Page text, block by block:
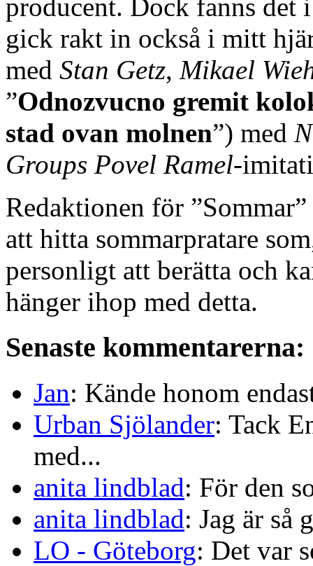
producent. Dock fanns det
gick rakt in också i mitt
med Stan Getz, Mikael
”Odnozvucno gremit
stad ovan molnen”) med
Groups Povel Ramel-
Redaktionen för
att hitta sommarpratare
personligt att berätta och
hänger ihop med detta.
Senaste kommentarerna:
Jan: Kände honom
Urban Sjölander: Tack
med...
anita lindblad: För den
anita lindblad: Jag är så
LO - Göteborg: Det var